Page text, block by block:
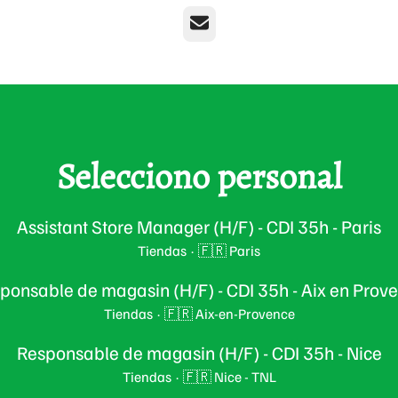
Correo electrónico
Selecciono personal
Assistant Store Manager (H/F) - CDI 35h - Paris
Tiendas · 🇫🇷 Paris
de magasin (H/F) - CDI 35h - Aix en
Tiendas · 🇫🇷 Aix-en-Provence
Responsable de magasin (H/F) - CDI 35h - Nice
Tiendas · 🇫🇷 Nice - TNL